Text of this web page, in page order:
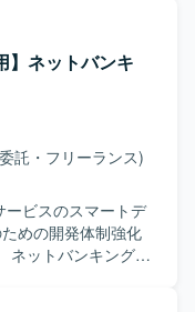
方を歓迎いたしま
を持って取り組め
て、0→1フェーズか
事業責任者やプロ
ケティングメンバ
ダクト開発・マー
ことができます。
から、「どのよう
ねながらプロダク
す。 ・Figmaや各
先度などを含む演
アニメーションデ
作 ・用途（画面や
トリガー条件など
あれば、β版・12
した優先度付き演
良いかを主体的に
ナー、PM、エンジ
プットを形にして
ます。 【ポジ
UX設計に携わって
求めております。
りながら業務を推
ンの
リケーション
向けサービスの使い
などの最新ツー
さらに高めて頂けま
】ネットバンキ
託・フリーランス)
ービスのスマートデ
めの開発体制強化